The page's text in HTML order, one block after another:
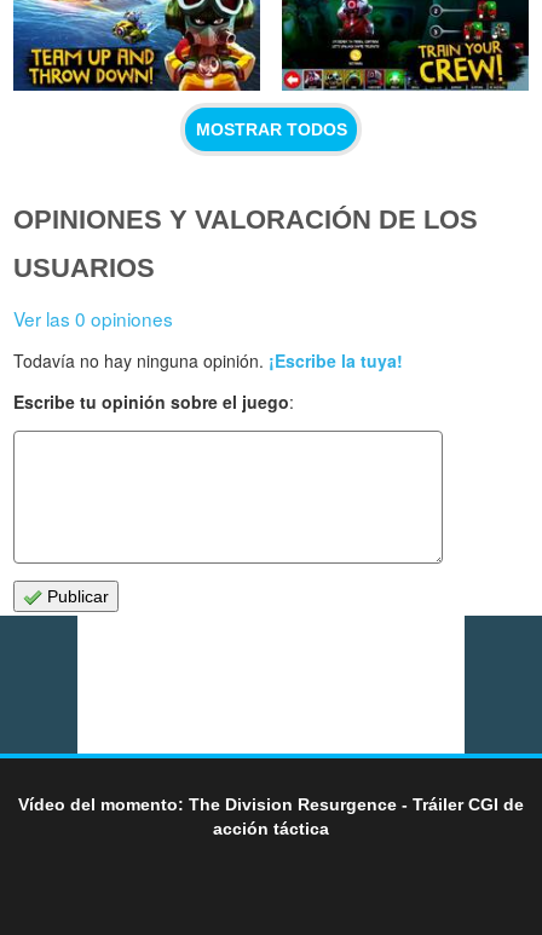
MOSTRAR TODOS
OPINIONES Y VALORACIÓN DE LOS
USUARIOS
Ver las 0 opiniones
Todavía no hay ninguna opinión. ¡Escribe la tuya!
Escribe tu opinión sobre el juego:
Publicar
Vídeo del momento: The Division Resurgence - Tráiler CGI de
acción táctica